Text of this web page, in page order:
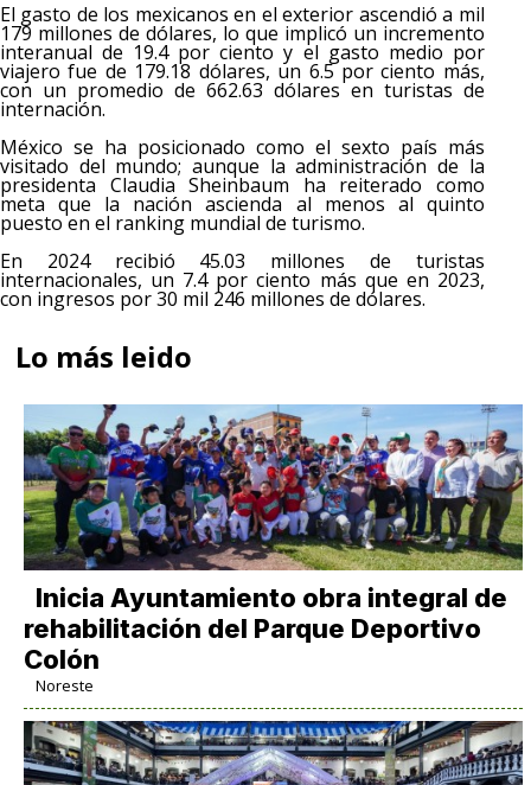
El gasto de los mexicanos en el exterior ascendió a mil
179 millones de dólares, lo que implicó un incremento
interanual de 19.4 por ciento y el gasto medio por
viajero fue de 179.18 dólares, un 6.5 por ciento más,
con un promedio de 662.63 dólares en turistas de
internación.
México se ha posicionado como el sexto país más
visitado del mundo; aunque la administración de la
presidenta Claudia Sheinbaum ha reiterado como
meta que la nación ascienda al menos al quinto
puesto en el ranking mundial de turismo.
En 2024 recibió 45.03 millones de turistas
internacionales, un 7.4 por ciento más que en 2023,
con ingresos por 30 mil 246 millones de dólares.
Lo más leido
Inicia Ayuntamiento obra integral de
rehabilitación del Parque Deportivo
Colón
Noreste